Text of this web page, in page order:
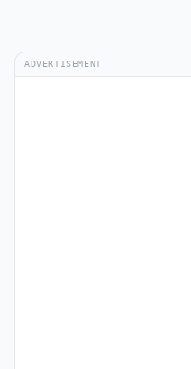
ADVERTISEMENT